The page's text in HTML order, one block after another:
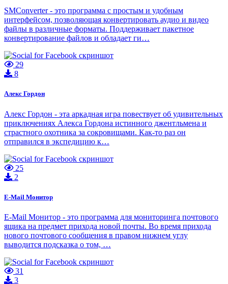
SMConverter - это программа с простым и удобным
интерфейсом, позволяющая конвертировать аудио и видео
файлы в различные форматы. Поддерживает пакетное
конвертирование файлов и обладает ги…
29
8
Алекс Гордон
Алекс Гордон - эта аркадная игра повествует об удивительных
приключениях Алекса Гордона истинного джентльмена и
страстного охотника за сокровищами. Как-то раз он
отправился в экспедицию к…
25
2
E-Mail Монитор
E-Mail Монитор - это программа для мониторинга почтового
ящика на предмет прихода новой почты. Во время прихода
нового почтового сообщения в правом нижнем углу
выводится подсказка о том, …
31
3